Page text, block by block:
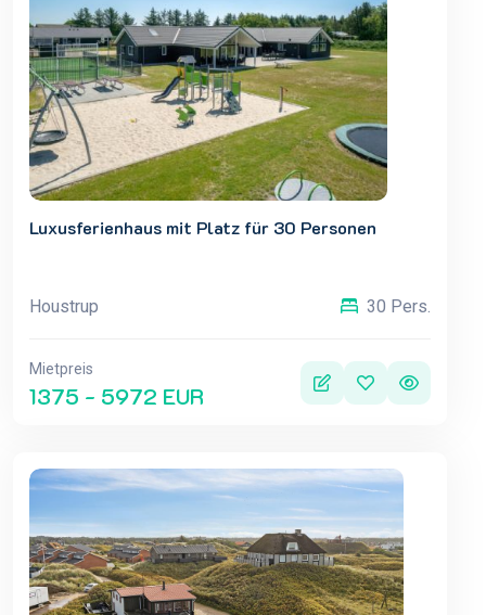
Luxusferienhaus mit Platz für 30 Personen
Houstrup 30 Pers.
Mietpreis
1375 - 5972 EUR